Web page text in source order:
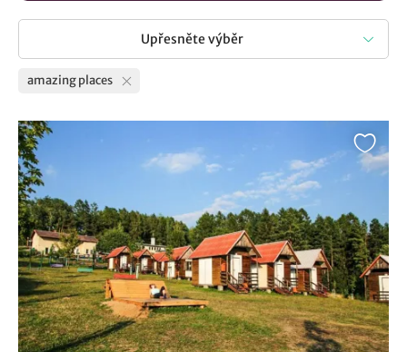
Upřesněte výběr
amazing places